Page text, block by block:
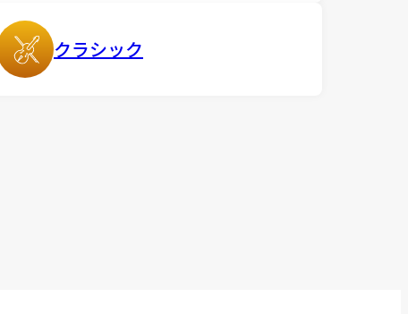
クラシック